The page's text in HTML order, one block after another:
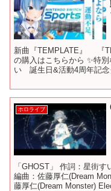
新曲『TEMPLATE』 『
の購入はこちらから ✨特
い 誕生日&活動4周年記念
ホロライブ
「GHOST」 作詞：星街
編曲：佐藤厚仁(Dream
藤厚仁(Dream Monster)